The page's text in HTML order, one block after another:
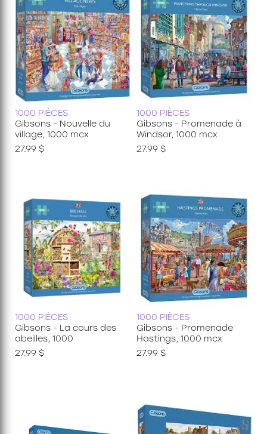
1000 PIÈCES
Gibsons - Nouvelle du
village, 1000 mcx
27.99 $
1000 PIÈCES
Gibsons - Promenade à
Windsor, 1000 mcx
27.99 $
1000 PIÈCES
Gibsons - La cours des
abeilles, 1000
27.99 $
1000 PIÈCES
Gibsons - Promenade
Hastings, 1000 mcx
27.99 $